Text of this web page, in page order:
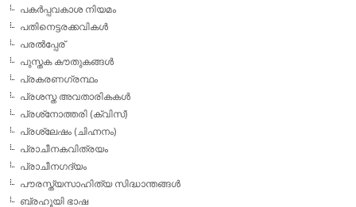
പകര്‍പ്പവകാശ നിയമം
പതിനെട്ടരക്കവികള്‍
പരല്‍പ്പേര്
പുസ്തക കൗതുകങ്ങള്‍
പ്രകരണഗ്രന്ഥം
പ്രശസ്ത അവതാരികകള്‍
പ്രശ്‌നോത്തരി (ക്വിസ്)
പ്രശ്ലേഷം (ചിഹ്നനം)
പ്രാചീനകവിത്രയം
പ്രാചീനഗദ്യം
പൗരസ്ത്യസാഹിത്യ സിദ്ധാന്തങ്ങള്‍
ബ്രഹൂയി ഭാഷ